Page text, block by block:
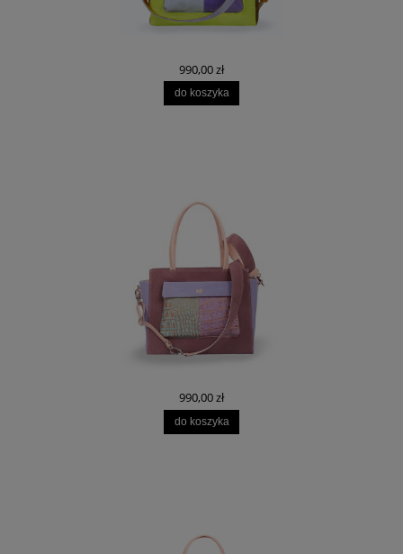
990,00 zł
do koszyka
990,00 zł
do koszyka